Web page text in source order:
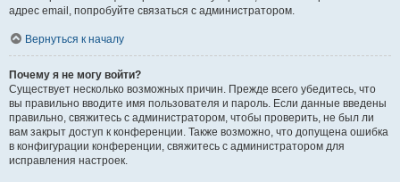
адрес email, попробуйте связаться с администратором.
Вернуться к началу
Почему я не могу войти?
Существует несколько возможных причин. Прежде всего убедитесь, что
вы правильно вводите имя пользователя и пароль. Если данные введены
правильно, свяжитесь с администратором, чтобы проверить, не был ли
вам закрыт доступ к конференции. Также возможно, что допущена ошибка
в конфигурации конференции, свяжитесь с администратором для
исправления настроек.